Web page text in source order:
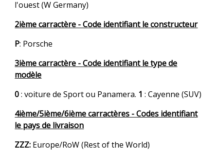
l'ouest (W Germany)
2ième carractère - Code identifiant le constructeur
P: Porsche
3ième carractère - Code identifiant le type de
modèle
0: voiture de Sport ou Panamera. 1 : Cayenne (SUV)
4ième/5ième/6ième carractères - Codes identifiant
le pays de livraison
ZZZ: Europe/RoW (Rest of the World)